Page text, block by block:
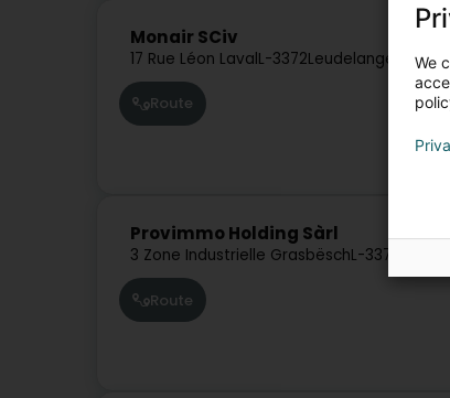
Monair SCiv
17 Rue Léon LavalL-3372Leudelange
Route
Provimmo Holding Sàrl
3 Zone Industrielle GrasbëschL-3370
Route
We